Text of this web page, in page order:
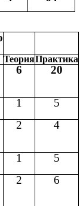
ТеорияПрактика
6 20
1
5
2 4
1
5
2 6